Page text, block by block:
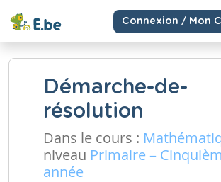
Connexion / Mon
Démarche-de-
résolution
Dans le cours :
niveau Primaire –
année